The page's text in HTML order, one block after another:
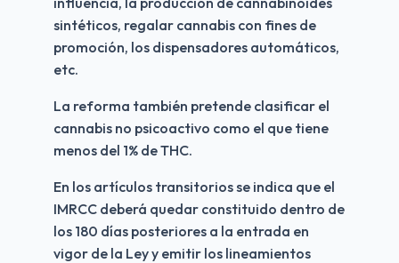
sintéticos, regalar cannabis con fines de
promoción, los dispensadores automáticos,
etc.
La reforma también pretende clasificar el
cannabis no psicoactivo como el que tiene
menos del 1% de THC.
En los artículos transitorios se indica que el
IMRCC deberá quedar constituido dentro de
los 180 días posteriores a la entrada en
vigor de la Ley y emitir los lineamientos